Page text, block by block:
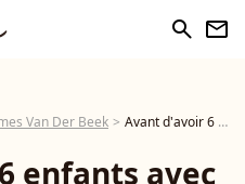
search newsletter
Van Der Beek Avant d'avoir 6 enfants avec sa femme Kimberly, James Van Der Beek (Dawson) a été marié à une autre femme : Heather prend la parole
enfants avec